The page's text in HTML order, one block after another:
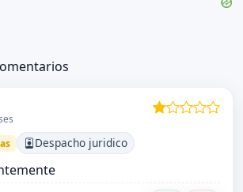
Despacho juridico